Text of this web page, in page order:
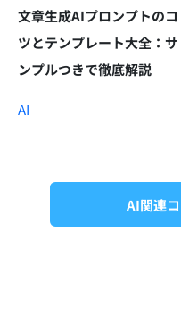
文章生成AIプロンプトのコ
ツとテンプレート大全：サ
ンプルつきで徹底解説
AI
AI関連